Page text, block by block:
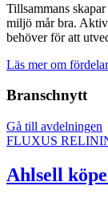
Tillsammans
miljö mår bra.
behöver för att
Läs mer om
Branschnytt
Gå till avdelningen
FLUXUS
Ahlsell